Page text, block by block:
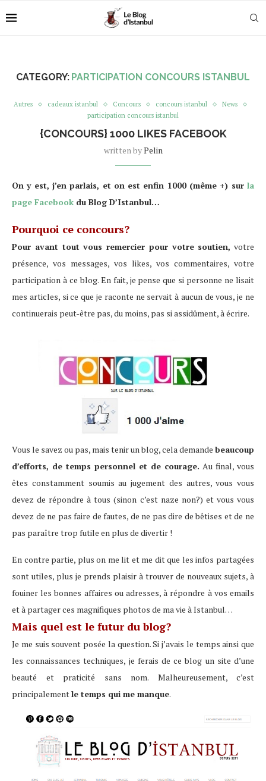
CATEGORY: PARTICIPATION CONCOURS ISTANBUL
Autres cadeaux istanbul Concours concours istanbul
News
participation concours istanbul
{CONCOURS} 1000 LIKES FACEBOOK
written byPelin
On y est, j’en parlais, et on est enfin 1000 (même +) sur la
page Facebook du Blog D’Istanbul…
Pourquoi ce concours?
Pour avant tout vous remercier pour votre soutien, votre
présence, vos messages, vos likes, vos commentaires, votre
participation à ce blog. En fait, je pense que si personne ne lisait
mes articles, si ce que je raconte ne servait à aucun de vous, je ne
continuerais peut-être pas, du moins, pas si assidûment, à écrire.
Vous le savez ou pas, mais tenir un blog, cela demande beaucoup
d’efforts, de temps personnel et de courage. Au final, vous
êtes constamment soumis au jugement des autres, vous vous
devez de répondre à tous (sinon c’est naze non?) et vous vous
devez de ne pas faire de fautes, de ne pas dire de bêtises et de ne
pas paraître trop futile en plus de divertir !
En contre partie, plus on me lit et me dit que les infos partagées
sont utiles, plus je prends plaisir à trouver de nouveaux sujets, à
fouiner les bonnes affaires ou adresses, à répondre à vos emails
et à partager ces magnifiques photos de ma vie à Istanbul…
Mais quel est le futur du blog?
Je me suis souvent posée la question. Si j’avais le temps ainsi que
les connaissances techniques, je ferais de ce blog un site d’une
beauté et praticité sans nom. Malheureusement, c’est
principalementle temps qui me manque.